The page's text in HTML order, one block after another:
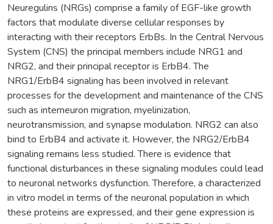
Neuregulins (NRGs) comprise a family of EGF-like growth
factors that modulate diverse cellular responses by
interacting with their receptors ErbBs. In the Central Nervous
System (CNS) the principal members include NRG1 and
NRG2, and their principal receptor is ErbB4. The
NRG1/ErbB4 signaling has been involved in relevant
processes for the development and maintenance of the CNS
such as interneuron migration, myelinization,
neurotransmission, and synapse modulation. NRG2 can also
bind to ErbB4 and activate it. However, the NRG2/ErbB4
signaling remains less studied. There is evidence that
functional disturbances in these signaling modules could lead
to neuronal networks dysfunction. Therefore, a characterized
in vitro model in terms of the neuronal population in which
these proteins are expressed, and their gene expression is